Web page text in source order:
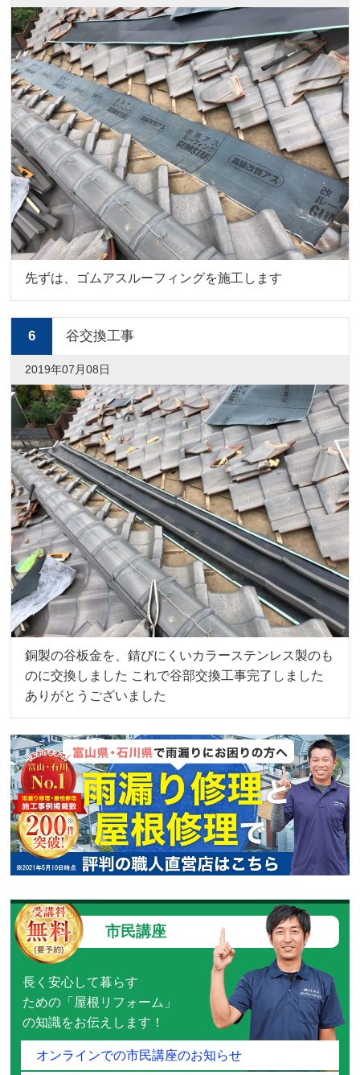
先ずは、ゴムアスルーフィングを施工します
6 谷交換工事
2019年07月08日
銅製の谷板金を、錆びにくいカラーステンレス製のも
のに交換しました これで谷部交換工事完了しました
ありがとうございました
市民講座
長く安心して暮らす
ための「屋根リフォーム」
の知識をお伝えします！
オンラインでの市民講座のお知らせ